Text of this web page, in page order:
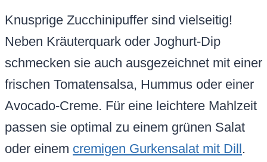
Knusprige Zucchinipuffer sind vielseitig!
Neben Kräuterquark oder Joghurt-Dip
schmecken sie auch ausgezeichnet mit einer
frischen Tomatensalsa, Hummus oder einer
Avocado-Creme. Für eine leichtere Mahlzeit
passen sie optimal zu einem grünen Salat
oder einem cremigen Gurkensalat mit Dill .